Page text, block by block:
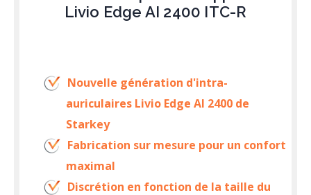
Livio Edge AI 2400 ITC-R
Nouvelle génération d'intra-
auriculaires Livio Edge AI 2400 de
Starkey
Fabrication sur mesure pour un confort
maximal
Discrétion en fonction de la taille du